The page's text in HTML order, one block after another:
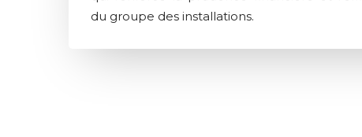
du groupe des installations.